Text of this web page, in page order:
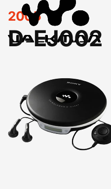
2005
D-EJ002